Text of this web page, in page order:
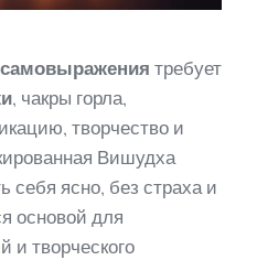
требует
, чакры горла,
творчество и
Вишудха
себя ясно, без страха и
основой для
и творческого